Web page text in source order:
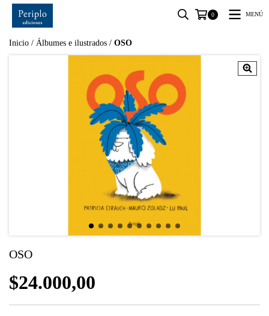
0 MENÚ
Inicio / Álbumes e ilustrados / OSO
OSO
$24.000,00